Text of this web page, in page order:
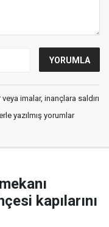
imalar, inançlara saldırı
yazılmış yorumlar
kapılarını